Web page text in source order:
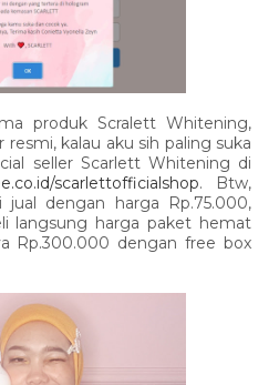
produk Scralett Whitening,
resmi, kalau aku sih paling suka
seller Scarlett Whitening di
scarlettofficialshop. Btw,
jual dengan harga Rp.75.000,
langsung harga paket hemat
Rp.300.000 dengan free box